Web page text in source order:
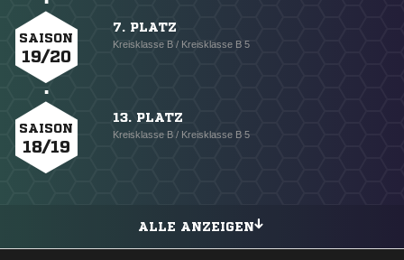
SAISON
19/20
7. PLATZ
Kreisklasse B / Kreisklasse B 5
SAISON
18/19
13. PLATZ
Kreisklasse B / Kreisklasse B 5
ALLE ANZEIGEN